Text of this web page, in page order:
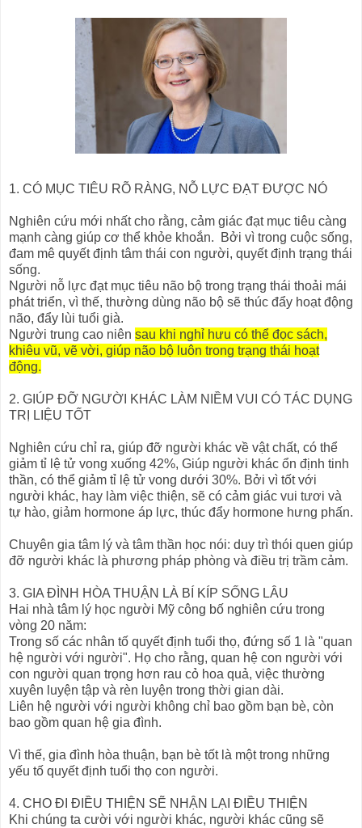
1. CÓ MỤC TIÊU RÕ RÀNG, NỖ LỰC ĐẠT ĐƯỢC NÓ
Nghiên cứu mới nhất cho rằng, cảm giác đạt mục tiêu càng
mạnh càng giúp cơ thể khỏe khoắn. Bởi vì trong cuộc sống,
đam mê quyết định tâm thái con người, quyết định trạng thái
sống.
Người nỗ lực đạt mục tiêu não bộ trong trạng thái thoải mái
phát triển, vì thế, thường dùng não bộ sẽ thúc đẩy hoạt động
não, đẩy lùi tuổi già.
Người trung cao niên sau khi nghỉ hưu có thể đọc sách,
khiêu vũ, vẽ vời, giúp não bộ luôn trong trạng thái hoạt
động.
2. GIÚP ĐỠ NGƯỜI KHÁC LÀM NIỀM VUI CÓ TÁC DỤNG
TRỊ LIỆU TỐT
Nghiên cứu chỉ ra, giúp đỡ người khác về vật chất, có thể
giảm tỉ lệ tử vong xuống 42%, Giúp người khác ổn định tinh
thần, có thể giảm tỉ lệ tử vong dưới 30%. Bởi vì tốt với
người khác, hay làm việc thiện, sẽ có cảm giác vui tươi và
tự hào, giảm hormone áp lực, thúc đẩy hormone hưng phấn.
Chuyên gia tâm lý và tâm thần học nói: duy trì thói quen giúp
đỡ người khác là phương pháp phòng và điều trị trầm cảm.
3. GIA ĐÌNH HÒA THUẬN LÀ BÍ KÍP SỐNG LÂU
Hai nhà tâm lý học người Mỹ công bố nghiên cứu trong
vòng 20 năm:
Trong số các nhân tố quyết định tuổi thọ, đứng số 1 là "quan
hệ người với người". Họ cho rằng, quan hệ con người với
con người quan trọng hơn rau cỏ hoa quả, việc thường
xuyên luyện tập và rèn luyện trong thời gian dài.
Liên hệ người với người không chỉ bao gồm bạn bè, còn
bao gồm quan hệ gia đình.
Vì thế, gia đình hòa thuận, bạn bè tốt là một trong những
yếu tố quyết định tuổi thọ con người.
4. CHO ĐI ĐIỀU THIỆN SẼ NHẬN LẠI ĐIỀU THIỆN
Khi chúng ta cười với người khác, người khác cũng sẽ